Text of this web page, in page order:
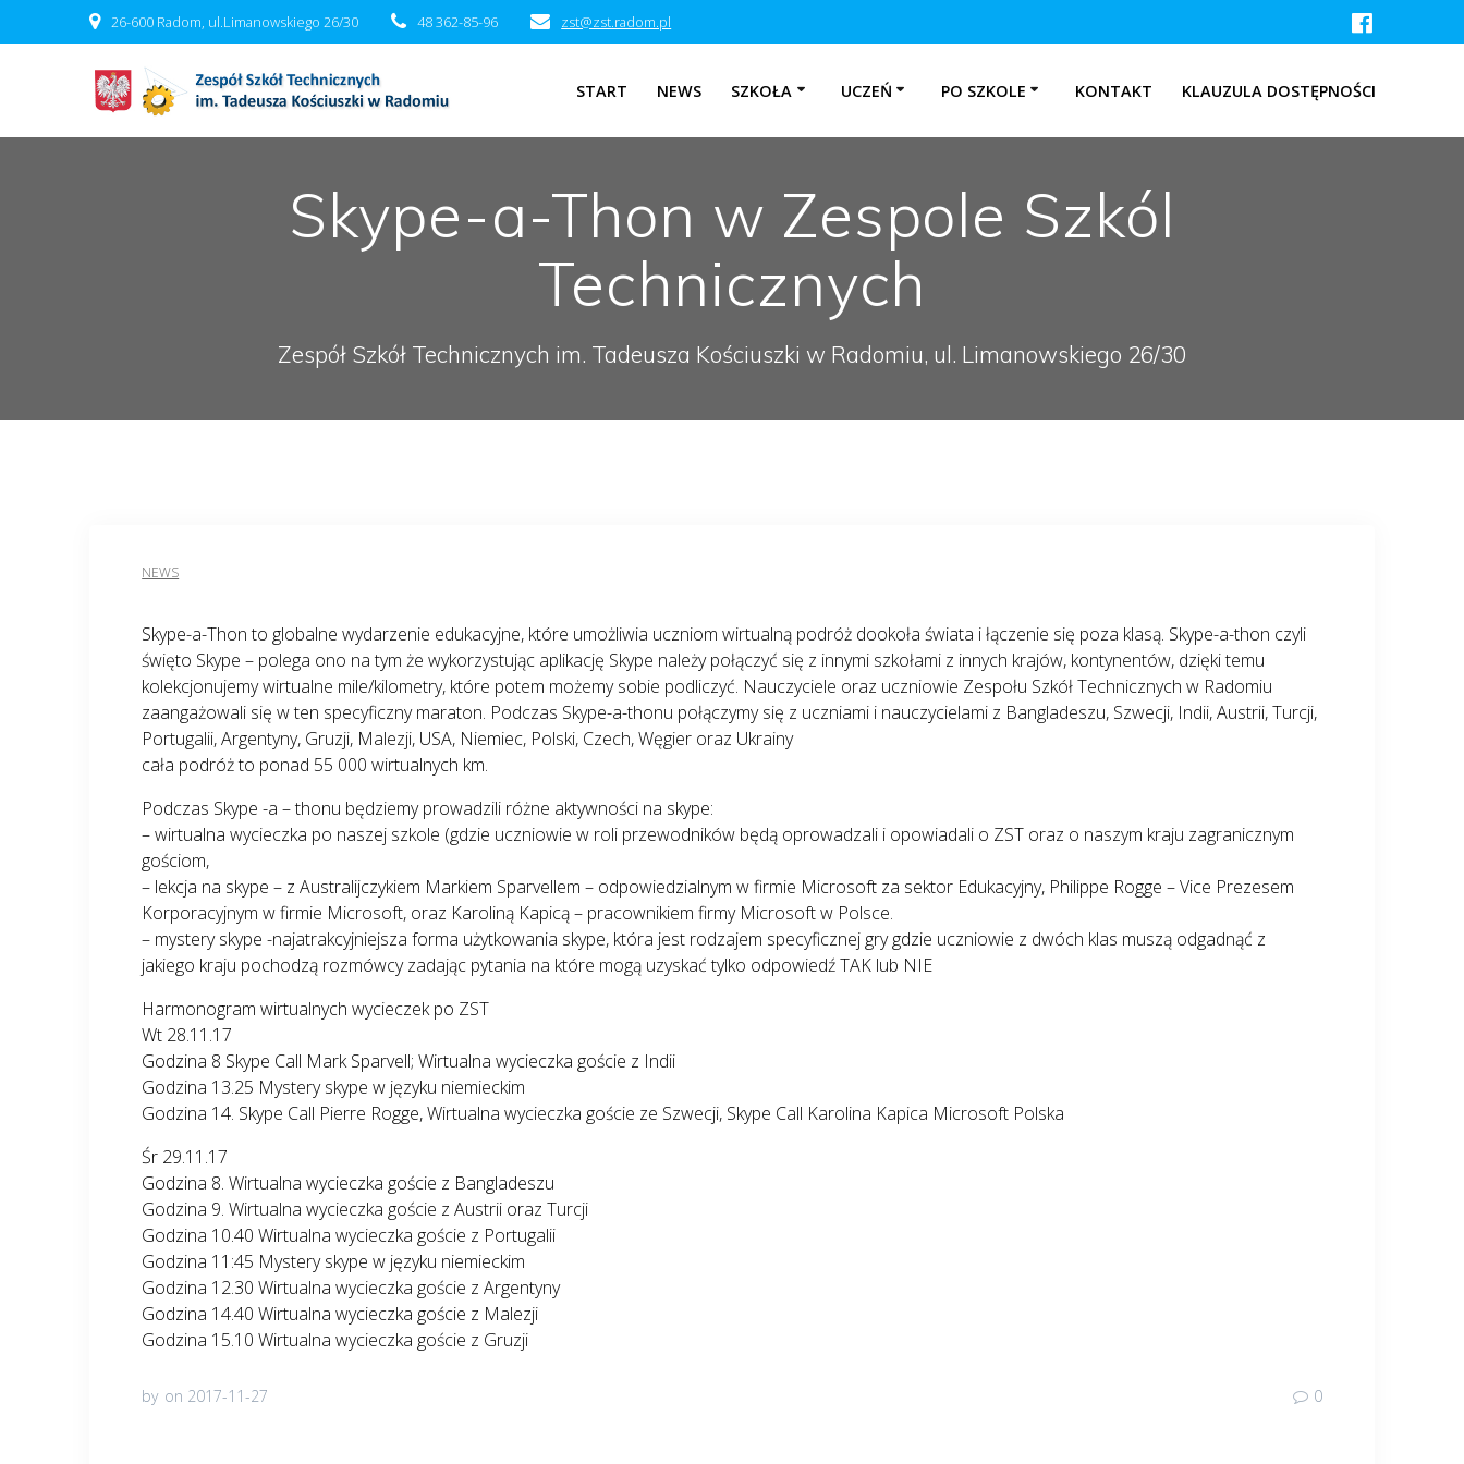
do
26-600 Radom, ul.Limanowskiego 26/30 48 362-85-96 zst@zst.radom.pl
START NEWS SZKOŁA UCZEŃ PO SZKOLE KONTAKT KLAUZULA DOSTĘPNOŚCI
Skype-a-Thon w Zespole Szkól
Technicznych
Zespół Szkół Technicznych im. Tadeusza Kościuszki w Radomiu, ul. Limanowskiego 26/30
NEWS
Skype-a-Thon to globalne wydarzenie edukacyjne, które umożliwia uczniom wirtualną podróż dookoła świata i łączenie się poza klasą. Skype-a-thon czyli
święto Skype – polega ono na tym że wykorzystując aplikację Skype należy połączyć się z innymi szkołami z innych krajów, kontynentów, dzięki temu
kolekcjonujemy wirtualne mile/kilometry, które potem możemy sobie podliczyć. Nauczyciele oraz uczniowie Zespołu Szkół Technicznych w Radomiu
zaangażowali się w ten specyficzny maraton. Podczas Skype-a-thonu połączymy się z uczniami i nauczycielami z Bangladeszu, Szwecji, Indii, Austrii, Turcji,
Portugalii, Argentyny, Gruzji, Malezji, USA, Niemiec, Polski, Czech, Węgier oraz Ukrainy
cała podróż to ponad 55 000 wirtualnych km.
Podczas Skype -a – thonu będziemy prowadzili różne aktywności na skype:
– wirtualna wycieczka po naszej szkole (gdzie uczniowie w roli przewodników będą oprowadzali i opowiadali o ZST oraz o naszym kraju zagranicznym
gościom,
– lekcja na skype – z Australijczykiem Markiem Sparvellem – odpowiedzialnym w firmie Microsoft za sektor Edukacyjny, Philippe Rogge – Vice Prezesem
Korporacyjnym w firmie Microsoft, oraz Karoliną Kapicą – pracownikiem firmy Microsoft w Polsce.
– mystery skype -najatrakcyjniejsza forma użytkowania skype, która jest rodzajem specyficznej gry gdzie uczniowie z dwóch klas muszą odgadnąć z
jakiego kraju pochodzą rozmówcy zadając pytania na które mogą uzyskać tylko odpowiedź TAK lub NIE
Harmonogram wirtualnych wycieczek po ZST
Wt 28.11.17
Godzina 8 Skype Call Mark Sparvell; Wirtualna wycieczka goście z Indii
Godzina 13.25 Mystery skype w języku niemieckim
Godzina 14. Skype Call Pierre Rogge, Wirtualna wycieczka goście ze Szwecji, Skype Call Karolina Kapica Microsoft Polska
Śr 29.11.17
Godzina 8. Wirtualna wycieczka goście z Bangladeszu
Godzina 9. Wirtualna wycieczka goście z Austrii oraz Turcji
Godzina 10.40 Wirtualna wycieczka goście z Portugalii
Godzina 11:45 Mystery skype w języku niemieckim
Godzina 12.30 Wirtualna wycieczka goście z Argentyny
Godzina 14.40 Wirtualna wycieczka goście z Malezji
Godzina 15.10 Wirtualna wycieczka goście z Gruzji
by on 2017-11-27 0